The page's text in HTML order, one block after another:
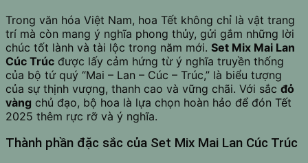
Trong văn hóa Việt Nam, hoa Tết không chỉ là vật trang
trí mà còn mang ý nghĩa phong thủy, gửi gắm những lời
chúc tốt lành và tài lộc trong năm mới. Set Mix Mai Lan
Cúc Trúc được lấy cảm hứng từ ý nghĩa truyền thống
của bộ tứ quý “Mai – Lan – Cúc – Trúc,” là biểu tượng
của sự thịnh vượng, thanh cao và vững chãi. Với sắc đỏ
vàng chủ đạo, bộ hoa là lựa chọn hoàn hảo để đón Tết
2025 thêm rực rỡ và ý nghĩa.
Thành phần đặc sắc của Set Mix Mai Lan Cúc Trúc